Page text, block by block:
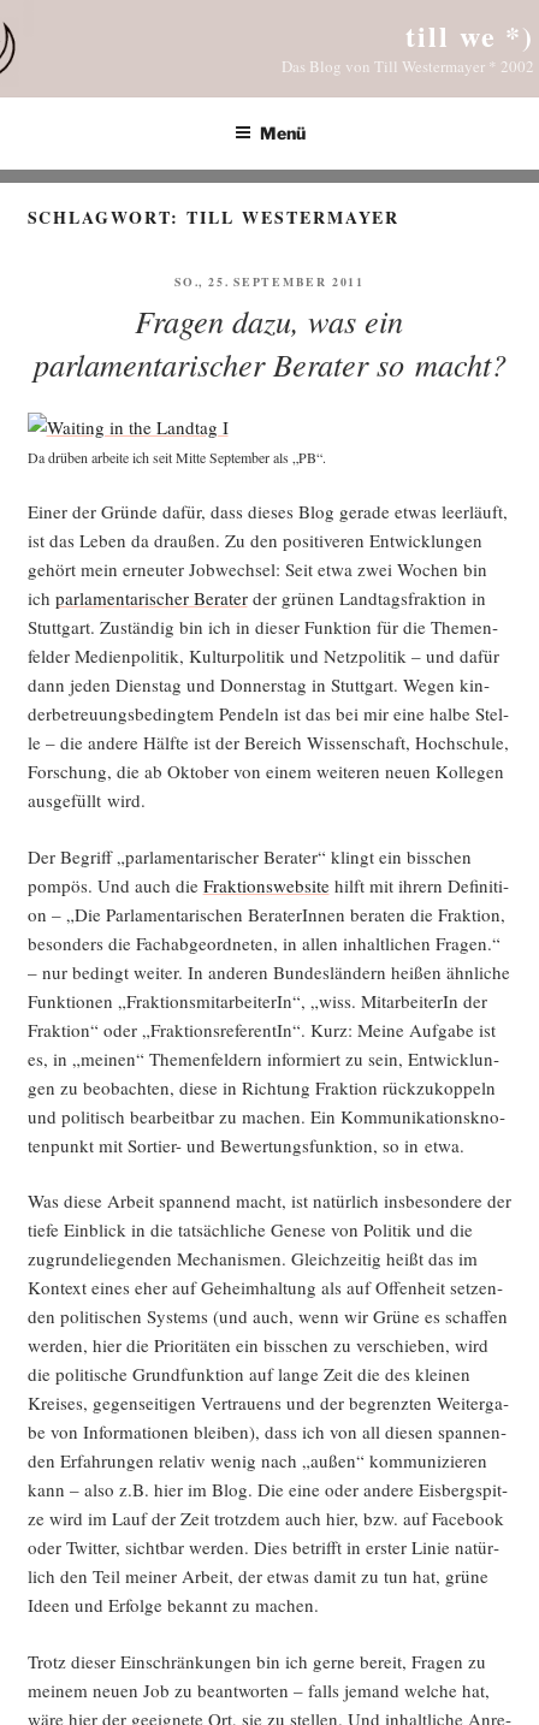
Inhalt
springen
till we *)
Das Blog von Till Westermayer * 2002
Menü
SCHLAGWORT:TILL WESTERMAYER
VERÖFFENTLICHT
SO., 25. SEPTEMBER 2011
Fragen dazu, was ein
parlamentarischer Berater so macht?
Da drü­ben arbei­te ich seit Mit­te Sep­tem­ber als „PB“.
Einer der Grün­de dafür, dass die­ses Blog gera­de etwas leer­läuft,
ist das Leben da drau­ßen. Zu den posi­ti­ve­ren Ent­wick­lun­gen
gehört mein erneu­ter Job­wech­sel: Seit etwa zwei Wochen bin
ich par­la­men­ta­ri­scher Bera­terder grü­nen Land­tags­frak­ti­on in
Stutt­gart. Zustän­dig bin ich in die­ser Funk­ti­on für die The­men­
fel­der Medi­en­po­li­tik, Kul­tur­po­li­tik und Netz­po­li­tik – und dafür
dann jeden Diens­tag und Don­ners­tag in Stutt­gart. Wegen kin­
der­be­treu­ungs­be­ding­tem Pen­deln ist das bei mir eine hal­be Stel­
le – die ande­re Hälf­te ist der Bereich Wis­sen­schaft, Hoch­schu­le,
For­schung, die ab Okto­ber von einem wei­te­ren neu­en Kol­le­gen
aus­ge­füllt wird.
Der Begriff „par­la­men­ta­ri­scher Bera­ter“ klingt ein biss­chen
pom­pös. Und auch die Frak­ti­ons­web­sitehilft mit ihrern Defi­ni­ti­
on – „Die Par­la­men­ta­ri­schen Bera­te­rIn­nen bera­ten die Frak­ti­on,
beson­ders die Fach­ab­ge­ord­ne­ten, in allen inhalt­li­chen Fra­gen.“
– nur bedingt wei­ter. In ande­ren Bun­des­län­dern hei­ßen ähn­li­che
Funk­tio­nen „Frak­ti­ons­mit­ar­bei­te­rIn“, „wiss. Mit­ar­bei­te­rIn der
Frak­ti­on“ oder „Frak­ti­ons­re­fe­ren­tIn“. Kurz: Mei­ne Auf­ga­be ist
es, in „mei­nen“ The­men­fel­dern infor­miert zu sein, Ent­wick­lun­
gen zu beob­ach­ten, die­se in Rich­tung Frak­ti­on rück­zu­kop­peln
und poli­tisch bear­beit­bar zu machen. Ein Kom­mu­ni­ka­ti­ons­kno­
ten­punkt mit Sor­tier- und Bewer­tungs­funk­ti­on, so in etwa.
Was die­se Arbeit span­nend macht, ist natür­lich ins­be­son­de­re der
tie­fe Ein­blick in die tat­säch­li­che Gene­se von Poli­tik und die
zugrun­de­lie­gen­den Mecha­nis­men. Gleich­zei­tig heißt das im
Kon­text eines eher auf Geheim­hal­tung als auf Offen­heit set­zen­
den poli­ti­schen Sys­tems (und auch, wenn wir Grü­ne es schaf­fen
wer­den, hier die Prio­ri­tä­ten ein biss­chen zu ver­schie­ben, wird
die poli­ti­sche Grund­funk­ti­on auf lan­ge Zeit die des klei­nen
Krei­ses, gegen­sei­ti­gen Ver­trau­ens und der begrenz­ten Wei­ter­ga­
be von Infor­ma­tio­nen blei­ben), dass ich von all die­sen span­nen­
den Erfah­run­gen rela­tiv wenig nach „außen“ kom­mu­ni­zie­ren
kann – also z.B. hier im Blog. Die eine oder ande­re Eis­berg­spit­
ze wird im Lauf der Zeit trotz­dem auch hier, bzw. auf Face­book
oder Twit­ter, sicht­bar wer­den. Dies betrifft in ers­ter Linie natür­
lich den Teil mei­ner Arbeit, der etwas damit zu tun hat, grü­ne
Ideen und Erfol­ge bekannt zu machen.
Trotz die­ser Ein­schrän­kun­gen bin ich ger­ne bereit, Fra­gen zu
mei­nem neu­en Job zu beant­wor­ten – falls jemand wel­che hat,
wäre hier der geeig­ne­te Ort, sie zu stel­len. Und inhalt­li­che Anre­